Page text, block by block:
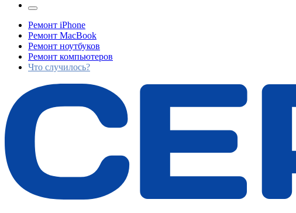
Ремонт iPhone
Ремонт MacBook
Ремонт ноутбуков
Ремонт компьютеров
Что случилось?